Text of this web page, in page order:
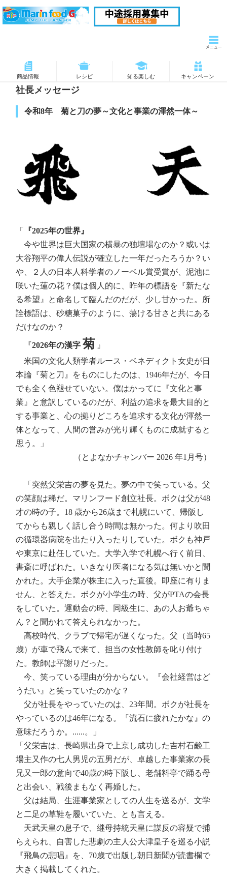
商品情報 レシピ 知る楽しむ キャンペーン
社長メッセージ
令和8年 菊と刀の夢～文化と事業の渾然一体～
「
『2025年の世界』
今や世界は巨大国家の横暴の独壇場なのか？或いは
大谷翔平の偉人伝説が確立した一年だったろうか？い
や、２人の日本人科学者のノーベル賞受賞が、泥池に
咲いた蓮の花？僕は個人的に、昨年の標語を『新たな
る希望』と命名して臨んだのだが、少し甘かった。所
詮標語は、砂糖菓子のように、蕩ける甘さと共にある
だけなのか？
『2026年の漢字菊 』
米国の文化人類学者ルース・ベネディクト女史が日
本論『菊と刀』をものにしたのは、1946年だが、今日
でも全く色褪せていない。僕はかってに『文化と事
業』と意訳しているのだが、利益の追求を最大目的と
する事業と、心の拠りどころを追求する文化が渾然一
体となって、人間の営みが光り輝くものに成就すると
思う。」
（とよなかチャンバー 2026 年1月号）
「突然父栄吉の夢を見た。夢の中で笑っている。父
の笑顔は稀だ。マリンフード創立社長。ボクは父が48
才の時の子。18 歳から26歳まで札幌にいて、帰阪し
てからも親しく話し合う時間は無かった。何より吹田
の循環器病院を出たり入ったりしていた。ボクも神戸
や東京に赴任していた。大学入学で札幌へ行く前日、
書斎に呼ばれた。いきなり医者になる気は無いかと聞
かれた。大手企業が株主に入った直後。即座に有りま
せん、と答えた。ボクが小学生の時、父がPTAの会長
をしていた。運動会の時、同級生に、あの人お爺ちゃ
ん？と聞かれて答えられなかった。
高校時代、クラブで帰宅が遅くなった。父（当時65
歳）が車で飛んで来て、担当の女性教師を叱り付け
た。教師は平謝りだった。
今、笑っている理由が分からない。『会社経営はど
うだい』と笑っていたのかな？
父が社長をやっていたのは、23年間。ボクが社長を
やっているのは46年になる。『流石に疲れたかな』の
意味だろうか。......。」
「父栄吉は、長崎県出身で上京し成功した吉村石鹸工
場主又作の七人男児の五男だが、卓越した事業家の長
兄又一郎の意向で40歳の時下阪し、老舗料亭で踊る母
と出会い、戦後まもなく再婚した。
父は結局、生涯事業家としての人生を送るが、文学
と二足の草鞋を履いていた、とも言える。
天武天皇の息子で、継母持統天皇に謀反の容疑で捕
らえられ、自害した悲劇の主人公大津皇子を巡る小説
『飛鳥の悲唱』を、70歳で出版し朝日新聞が読書欄で
大きく掲載してくれた。